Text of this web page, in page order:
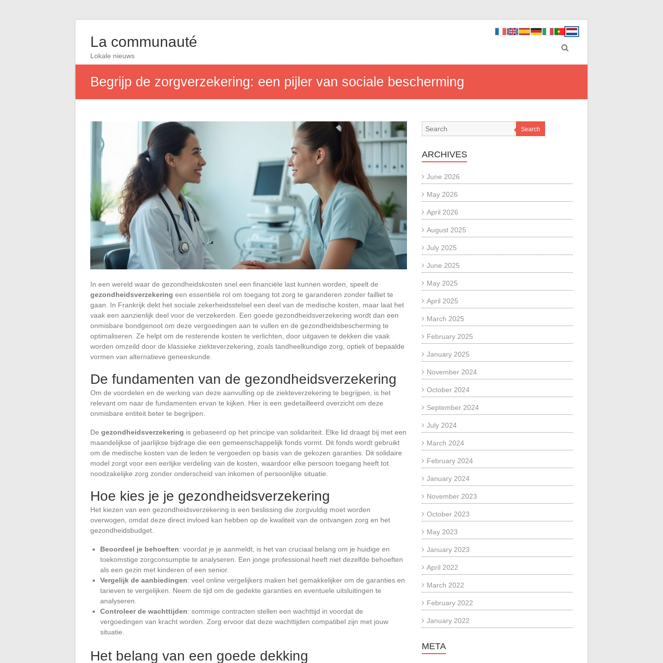
La communauté
Lokale nieuws
Begrijp de zorgverzekering: een pijler van sociale bescherming
In een wereld waar de gezondheidskosten snel een financiële last kunnen worden, speelt de
gezondheidsverzekering een essentiële rol om toegang tot zorg te garanderen zonder failliet te
gaan. In Frankrijk dekt het sociale zekerheidsstelsel een deel van de medische kosten, maar laat het
vaak een aanzienlijk deel voor de verzekerden. Een goede gezondheidsverzekering wordt dan een
onmisbare bondgenoot om deze vergoedingen aan te vullen en de gezondheidsbescherming te
optimaliseren. Ze helpt om de resterende kosten te verlichten, door uitgaven te dekken die vaak
worden omzeild door de klassieke ziekteverzekering, zoals tandheelkundige zorg, optiek of bepaalde
vormen van alternatieve geneeskunde.
De fundamenten van de gezondheidsverzekering
Om de voordelen en de werking van deze aanvulling op de ziekteverzekering te begrijpen, is het
relevant om naar de fundamenten ervan te kijken. Hier is een gedetailleerd overzicht om deze
onmisbare entiteit beter te begrijpen.
De gezondheidsverzekering is gebaseerd op het principe van solidariteit. Elke lid draagt bij met een
maandelijkse of jaarlijkse bijdrage die een gemeenschappelijk fonds vormt. Dit fonds wordt gebruikt
om de medische kosten van de leden te vergoeden op basis van de gekozen garanties. Dit solidaire
model zorgt voor een eerlijke verdeling van de kosten, waardoor elke persoon toegang heeft tot
noodzakelijke zorg zonder onderscheid van inkomen of persoonlijke situatie.
Hoe kies je je gezondheidsverzekering
Het kiezen van een gezondheidsverzekering is een beslissing die zorgvuldig moet worden
overwogen, omdat deze direct invloed kan hebben op de kwaliteit van de ontvangen zorg en het
gezondheidsbudget.
Beoordeel je behoeften: voordat je je aanmeldt, is het van cruciaal belang om je huidige en
toekomstige zorgconsumptie te analyseren. Een jonge professional heeft niet dezelfde behoeften
als een gezin met kinderen of een senior.
Vergelijk de aanbiedingen: veel online vergelijkers maken het gemakkelijker om de garanties en
tarieven te vergelijken. Neem de tijd om de gedekte garanties en eventuele uitsluitingen te
analyseren.
Controleer de wachttijden: sommige contracten stellen een wachttijd in voordat de
vergoedingen van kracht worden. Zorg ervoor dat deze wachttijden compatibel zijn met jouw
situatie.
Het belang van een goede dekking
Search
ARCHIVES
June 2026
May 2026
April 2026
August 2025
July 2025
June 2025
May 2025
April 2025
March 2025
February 2025
January 2025
November 2024
October 2024
September 2024
July 2024
March 2024
February 2024
January 2024
November 2023
October 2023
May 2023
January 2023
April 2022
March 2022
February 2022
January 2022
META